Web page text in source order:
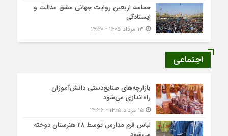
حماسه اربعین روایت جهانی عشق عدالت و
ایستادگی
اجتماعی
بازارچه‌های صنایع‌دستی دانش‌آموزان
راه‌اندازی می‌شود
۱۵ مرداد ۱۴۰۵ - ۱۴:۳۶
لباس فرم مدارس توسط ۲۸ هنرستان‌ دوخته